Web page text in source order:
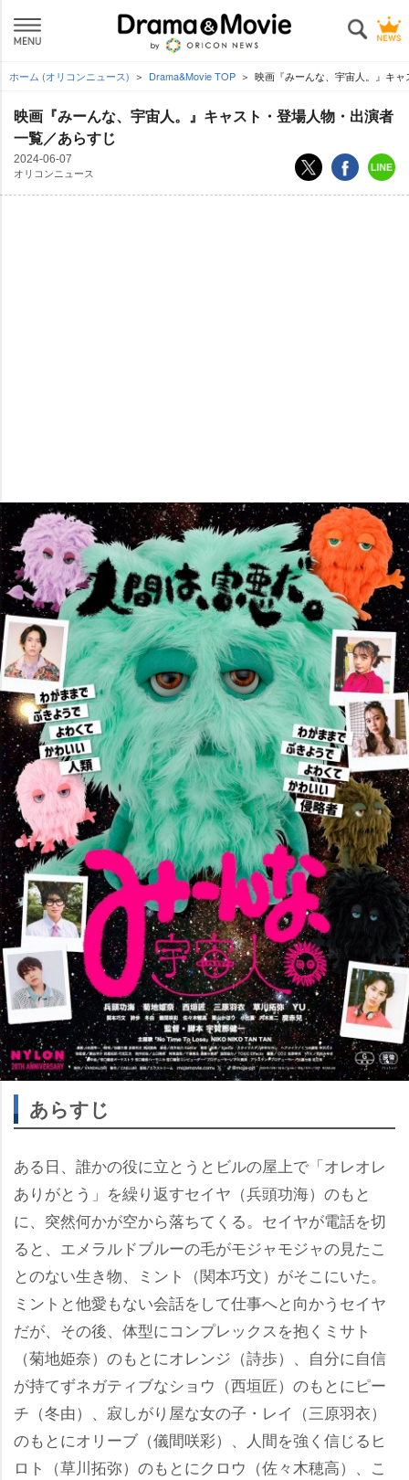
ホーム (オリコンニュース) Drama&Movie TOP 映画『みーんな、宇宙人。』キ
映画『みーんな、宇宙人。』キャスト・登場人物・出演者
一覧／あらすじ
2024-06-07
オリコンニュース
あらすじ
ある日、誰かの役に立とうとビルの屋上で「オレオレ
ありがとう」を繰り返すセイヤ（兵頭功海）のもと
に、突然何かが空から落ちてくる。セイヤが電話を切
ると、エメラルドブルーの毛がモジャモジャの見たこ
とのない生き物、ミント（関本巧文）がそこにいた。
ミントと他愛もない会話をして仕事へと向かうセイヤ
だが、その後、体型にコンプレックスを抱くミサト
（菊地姫奈）のもとにオレンジ（詩歩）、自分に自信
が持てずネガティブなショウ（西垣匠）のもとにピー
チ（冬由）、寂しがり屋な女の子・レイ（三原羽衣）
のもとにオリーブ（儀間咲彩）、人間を強く信じるヒ
ロト（草川拓弥）のもとにクロウ（佐々木穂高）、こ